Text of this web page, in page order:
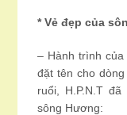
* Vẻ đẹp của
– Hành trình
đặt tên cho
ruổi, H.P.N.T
sông Hương: